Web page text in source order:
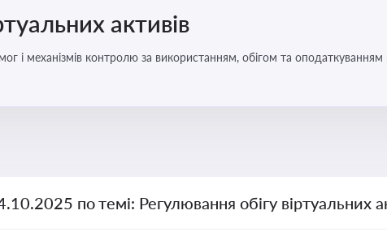
активів
і механізмів контролю за використанням, обігом та оподаткуванням
по темі: Регулювання обігу віртуальних